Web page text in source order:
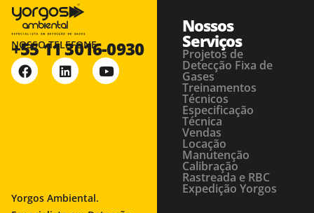
NOSSO TELEFONE
+55 11 3016-0930
Yorgos Ambiental.
Nossos
Serviços
Projetos de
Detecção Fixa de
Gases
Treinamentos
Técnicos
Especificação
Técnica
Vendas
Locação
Manutenção
Calibração
Rastreada e RBC
Expedição Yorgos